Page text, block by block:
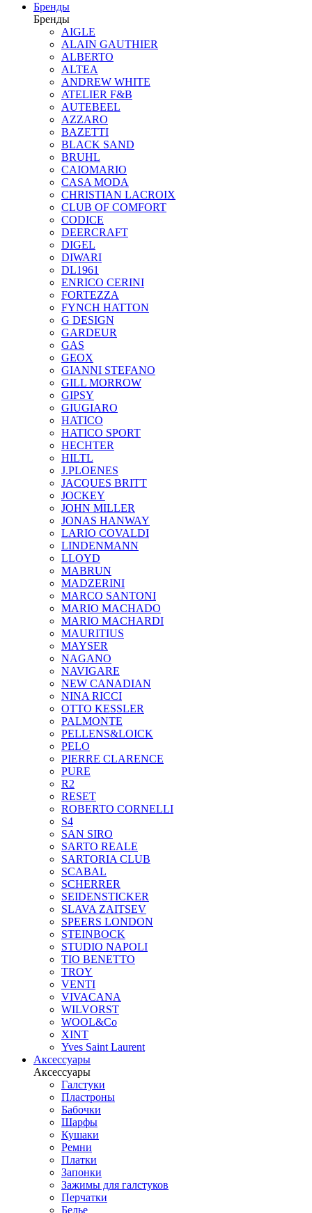
Бренды
Бренды
AIGLE
ALAIN GAUTHIER
ALBERTO
ALTEA
ANDREW WHITE
ATELIER F&B
AUTEBEEL
AZZARO
BAZETTI
BLACK SAND
BRUHL
CAIOMARIO
CASA MODA
CHRISTIAN LACROIX
CLUB OF COMFORT
CODICE
DEERCRAFT
DIGEL
DIWARI
DL1961
ENRICO CERINI
FORTEZZA
FYNCH HATTON
G DESIGN
GARDEUR
GAS
GEOX
GIANNI STEFANO
GILL MORROW
GIPSY
GIUGIARO
HATICO
HATICO SPORT
HECHTER
HILTL
J.PLOENES
JAСQUES BRITT
JOCKEY
JOHN MILLER
JONAS HANWAY
LARIO COVALDI
LINDENMANN
LLOYD
MABRUN
MADZERINI
MARCO SANTONI
MARIO MACHADO
MARIO MACHARDI
MAURITIUS
MAYSER
NAGANO
NAVIGARE
NEW CANADIAN
NINA RICCI
OTTO KESSLER
PALMONTE
PELLENS&LOICK
PELO
PIERRE CLARENCE
PURE
R2
RESET
ROBERTO CORNELLI
S4
SAN SIRO
SARTO REALE
SARTORIA CLUB
SCABAL
SCHERRER
SEIDENSTICKER
SLAVA ZAITSEV
SPEERS LONDON
STEINBOCK
STUDIO NAPOLI
TIO BENETTO
TROY
VENTI
VIVACANA
WILVORST
WOOL&Co
XINT
Yves Saint Laurent
Аксессуары
Аксессуары
Галстуки
Пластроны
Бабочки
Шарфы
Кушаки
Ремни
Платки
Запонки
Зажимы для галстуков
Перчатки
Белье